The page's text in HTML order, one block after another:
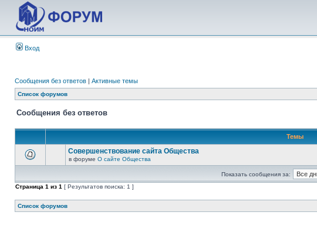
Вход
Сообщения без ответов | Активные темы
Список форумов
Сообщения без ответов
Темы
Совершенствование сайта Общества
в форуме О сайте Общества
Показать сообщения за:
Страница 1 из 1 [ Результатов поиска: 1 ]
Список форумов